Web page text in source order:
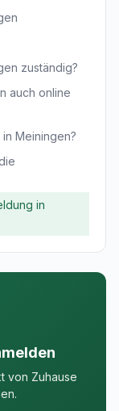
zuständig?
auch online
Meiningen?
in
von Zuhause